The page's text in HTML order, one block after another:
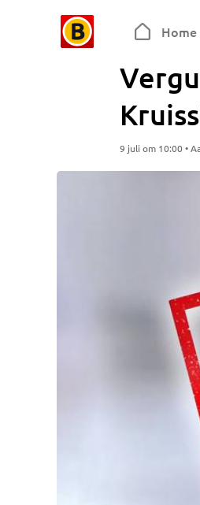
Home
9 juli om 10:00 •